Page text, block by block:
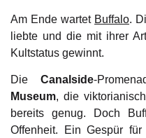
Am Ende wartet Buffalo.
liebte und die mit ihrer
Kultstatus gewinnt.
Die Canalside-
Museum, die
bereits genug. Doch
Offenheit. Ein Gespür